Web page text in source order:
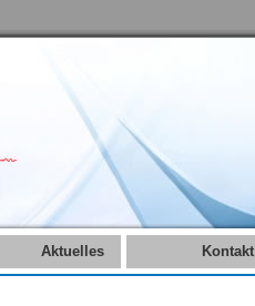
Aktuelles Kontakt